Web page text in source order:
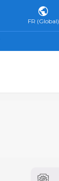
FR (Global)